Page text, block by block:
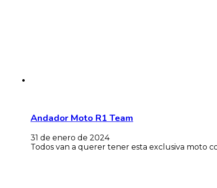
Andador Moto R1 Team
31 de enero de 2024
Todos van a querer tener esta exclusiva moto